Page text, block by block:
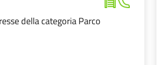
della categoria Parco